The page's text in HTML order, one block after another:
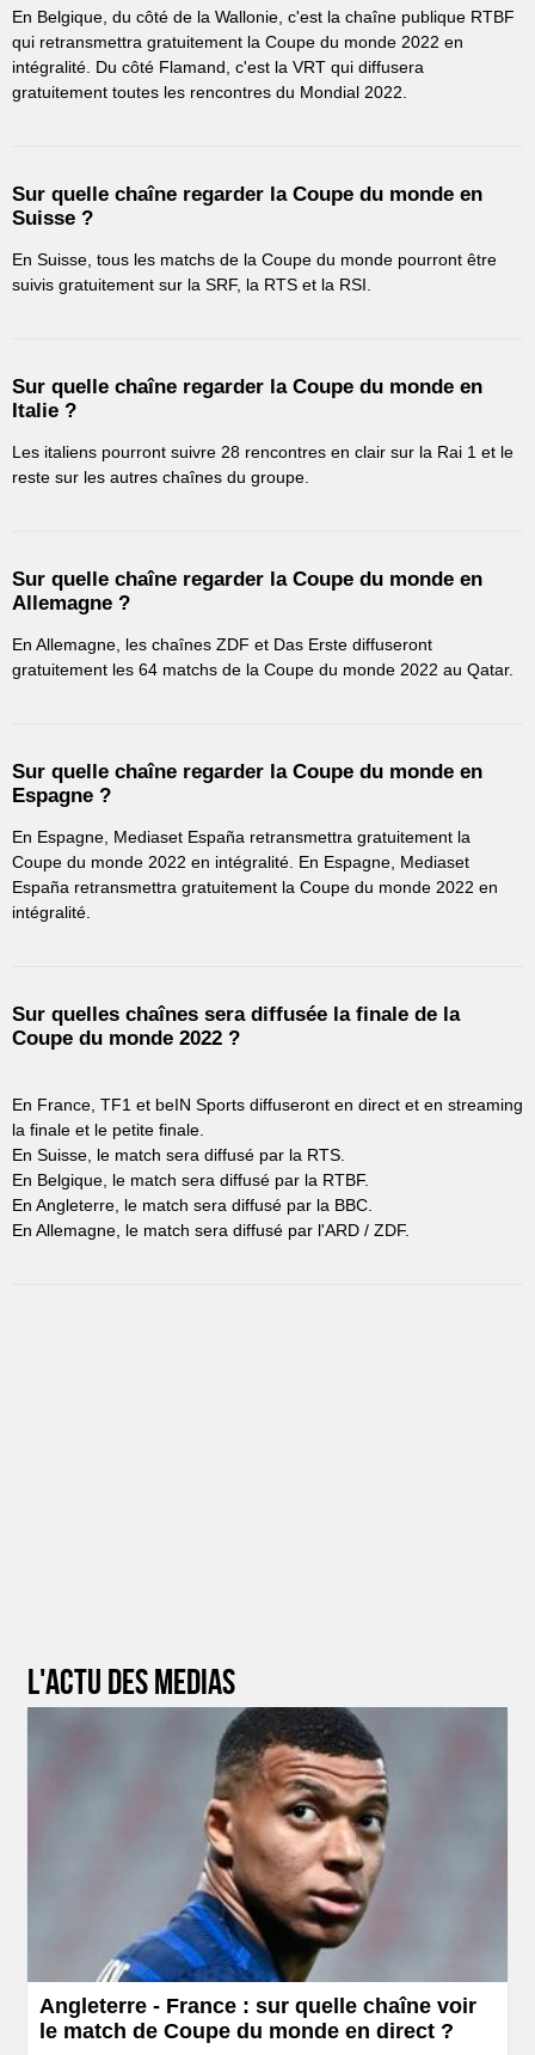
En Belgique, du côté de la Wallonie, c'est la chaîne publique RTBF
qui retransmettra gratuitement la Coupe du monde 2022 en
intégralité. Du côté Flamand, c'est la VRT qui diffusera
gratuitement toutes les rencontres du Mondial 2022.
Sur quelle chaîne regarder la Coupe du monde en
Suisse ?
En Suisse, tous les matchs de la Coupe du monde pourront être
suivis gratuitement sur la SRF, la RTS et la RSI.
Sur quelle chaîne regarder la Coupe du monde en
Italie ?
Les italiens pourront suivre 28 rencontres en clair sur la Rai 1 et le
reste sur les autres chaînes du groupe.
Sur quelle chaîne regarder la Coupe du monde en
Allemagne ?
En Allemagne, les chaînes ZDF et Das Erste diffuseront
gratuitement les 64 matchs de la Coupe du monde 2022 au Qatar.
Sur quelle chaîne regarder la Coupe du monde en
Espagne ?
En Espagne, Mediaset España retransmettra gratuitement la
Coupe du monde 2022 en intégralité. En Espagne, Mediaset
España retransmettra gratuitement la Coupe du monde 2022 en
intégralité.
Sur quelles chaînes sera diffusée la finale de la
Coupe du monde 2022 ?
En France, TF1 et beIN Sports diffuseront en direct et en streaming
la finale et le petite finale.
En Suisse, le match sera diffusé par la RTS.
En Belgique, le match sera diffusé par la RTBF.
En Angleterre, le match sera diffusé par la BBC.
En Allemagne, le match sera diffusé par l'ARD / ZDF.
L'actu des medias
Angleterre - France : sur quelle chaîne voir
le match de Coupe du monde en direct ?